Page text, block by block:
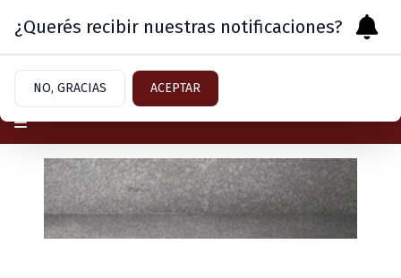
Domingo 9 de Agosto
¿Querés recibir nuestras notificaciones?
NO, GRACIAS ACEPTAR